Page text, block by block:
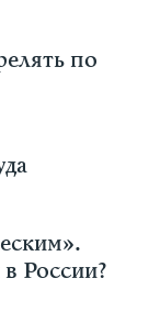
по
России?